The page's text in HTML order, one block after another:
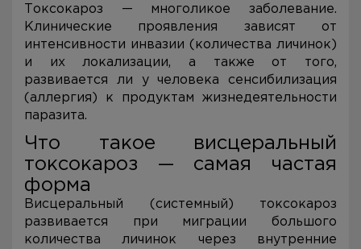
Токсокароз — многоликое заболевание.
Клинические проявления зависят от
интенсивности инвазии (количества личинок)
и их локализации, а также от того,
развивается ли у человека сенсибилизация
(аллергия) к продуктам жизнедеятельности
паразита.
Что такое висцеральный
токсокароз — самая частая
форма
Висцеральный (системный) токсокароз
развивается при миграции большого
количества личинок через внутренние